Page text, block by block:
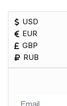
USD
EUR
GBP
RUB